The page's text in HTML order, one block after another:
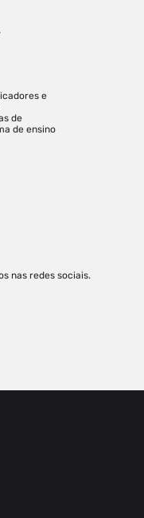
e
de
de ensino
nas redes sociais.